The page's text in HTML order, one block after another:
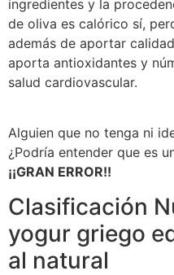
ingredientes y la
de oliva es calórico sí,
además de aportar
aporta antioxidantes y
salud cardiovascular.
Alguien que no tenga ni
¿Podría entender que es
¡¡GRAN ERROR!!
Clasificación
yogur griego
al natural